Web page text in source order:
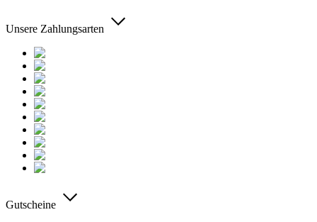
Unsere Zahlungsarten
Gutscheine